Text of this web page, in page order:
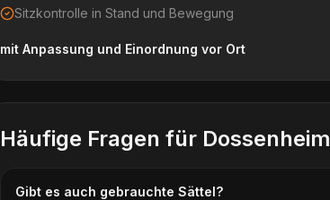
Sitzkontrolle in Stand und Bewegung
mit Anpassung und Einordnung vor Ort
Häufige Fragen für Dossenheim
Gibt es auch gebrauchte Sättel?